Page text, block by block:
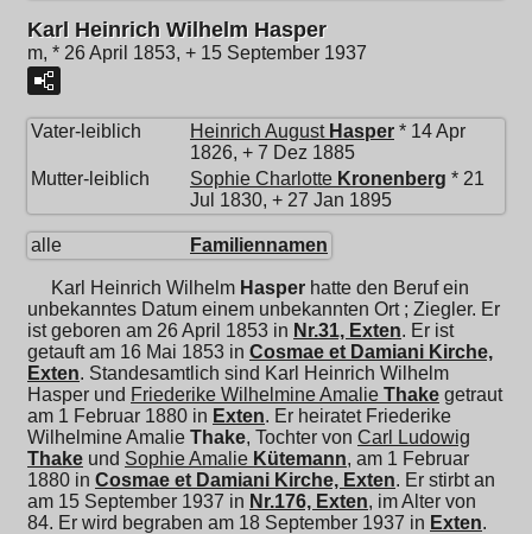
Karl Heinrich Wilhelm Hasper
m, * 26 April 1853, + 15 September 1937
Vater-leiblich Heinrich August Hasper * 14 Apr
1826, + 7 Dez 1885
Mutter-leiblich
Sophie Charlotte Kronenberg * 21
Jul 1830, + 27 Jan 1895
alle Familiennamen
Karl Heinrich Wilhelm Hasper hatte den Beruf ein
unbekanntes Datum einem unbekannten Ort ; Ziegler. Er
ist geboren am 26 April 1853 in Nr.31, Exten. Er ist
getauft am 16 Mai 1853 in Cosmae et Damiani Kirche,
Exten. Standesamtlich sind Karl Heinrich Wilhelm
Hasper und Friederike Wilhelmine Amalie Thake getraut
am 1 Februar 1880 in Exten. Er heiratet Friederike
Wilhelmine Amalie Thake, Tochter von Carl Ludowig
Thake und Sophie Amalie Kütemann, am 1 Februar
1880 in Cosmae et Damiani Kirche, Exten. Er stirbt an
am 15 September 1937 in Nr.176, Exten, im Alter von
84. Er wird begraben am 18 September 1937 in Exten.